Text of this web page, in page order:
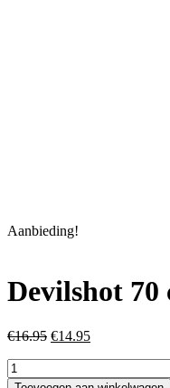
Aanbieding!
Devilshot 70
€16.95 Oorspronkelijke
€16.95.
€14.95Huidige
€14.95.
Devilshot
70